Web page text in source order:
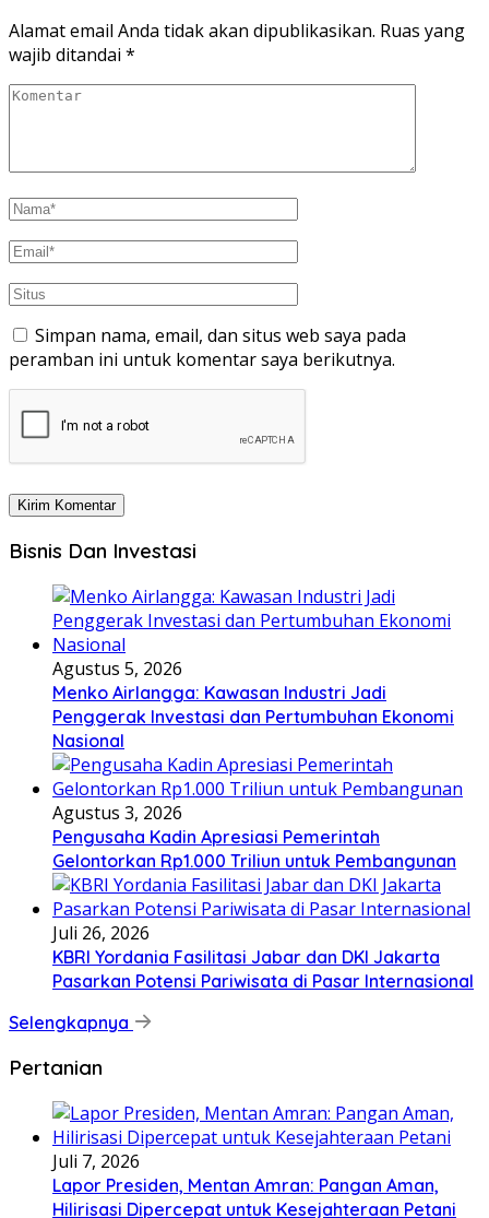
Alamat email Anda tidak akan dipublikasikan. Ruas yang
wajib ditandai *
Simpan nama, email, dan situs web saya pada
peramban ini untuk komentar saya berikutnya.
Bisnis Dan Investasi
Agustus 5, 2026
Menko Airlangga: Kawasan Industri Jadi
Penggerak Investasi dan Pertumbuhan Ekonomi
Nasional
Agustus 3, 2026
Pengusaha Kadin Apresiasi Pemerintah
Gelontorkan Rp1.000 Triliun untuk Pembangunan
Juli 26, 2026
KBRI Yordania Fasilitasi Jabar dan DKI Jakarta
Pasarkan Potensi Pariwisata di Pasar Internasional
Selengkapnya
Pertanian
Juli 7, 2026
Lapor Presiden, Mentan Amran: Pangan Aman,
Hilirisasi Dipercepat untuk Kesejahteraan Petani